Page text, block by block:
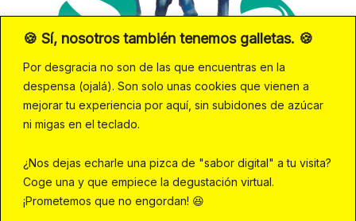
🍪 Sí, nosotros también tenemos galletas. 🍪
Por desgracia no son de las que encuentras en la
despensa (ojalá). Son solo unas cookies que vienen a
mejorar tu experiencia por aquí, sin subidones de azúcar
ni migas en el teclado.
¿Nos dejas echarle una pizca de "sabor digital" a tu visita?
Coge una y que empiece la degustación virtual.
¡Prometemos que no engordan! 😆